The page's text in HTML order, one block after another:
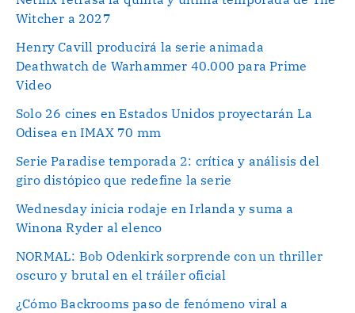
Witcher a 2027
Henry Cavill producirá la serie animada
Deathwatch de Warhammer 40.000 para Prime
Video
Solo 26 cines en Estados Unidos proyectarán La
Odisea en IMAX 70 mm
Serie Paradise temporada 2: crítica y análisis del
giro distópico que redefine la serie
Wednesday inicia rodaje en Irlanda y suma a
Winona Ryder al elenco
NORMAL: Bob Odenkirk sorprende con un thriller
oscuro y brutal en el tráiler oficial
¿Cómo Backrooms paso de fenómeno viral a